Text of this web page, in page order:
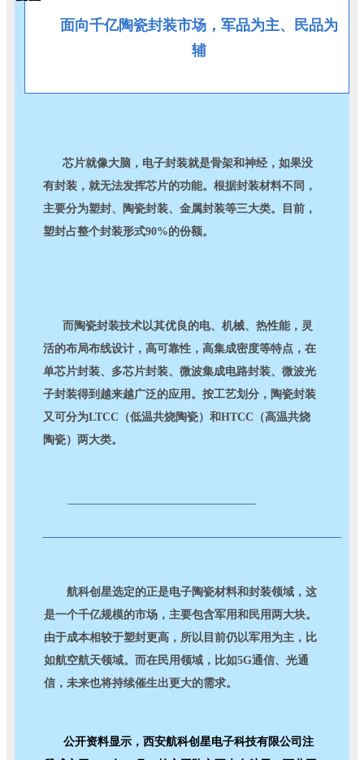
面向千亿陶瓷封装市场，军品为主、民品为
辅
芯片就像大脑，电子封装就是骨架和神经，如果没
有封装，就无法发挥芯片的功能。根据封装材料不同，
主要分为塑封、陶瓷封装、金属封装等三大类。目前，
塑封占整个封装形式90%的份额。
而陶瓷封装技术以其优良的电、机械、热性能，灵
活的布局布线设计，高可靠性，高集成密度等特点，在
单芯片封装、多芯片封装、微波集成电路封装、微波光
子封装得到越来越广泛的应用。按工艺划分，陶瓷封装
又可分为LTCC（低温共烧陶瓷）和HTCC（高温共烧
陶瓷）两大类。
航科创星选定的正是电子陶瓷材料和封装领域，这
是一个千亿规模的市场，主要包含军用和民用两大块。
由于成本相较于塑封更高，所以目前仍以军用为主，比
如航空航天领域。而在民用领域，比如5G通信、光通
信，未来也将持续催生出更大的需求。
公开资料显示，西安航科创星电子科技有限公司注